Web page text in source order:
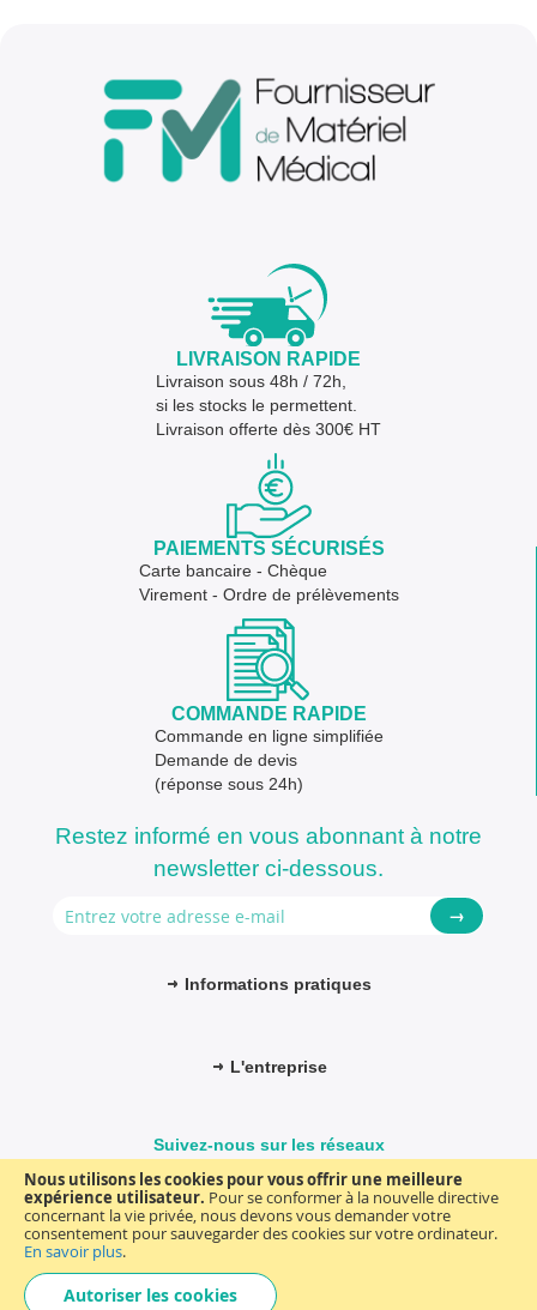
Nous utilisons les cookies pour vous offrir une meilleure
expérience utilisateur. Pour se conformer à la nouvelle directive
concernant la vie privée, nous devons vous demander votre
consentement pour sauvegarder des cookies sur votre ordinateur.
En savoir plus.
Autoriser les cookies
LIVRAISON RAPIDE
Livraison sous 48h / 72h,
si les stocks le permettent.
Livraison offerte dès 300€ HT
PAIEMENTS SÉCURISÉS
Carte bancaire - Chèque
Virement - Ordre de prélèvements
COMMANDE RAPIDE
Commande en ligne simplifiée
Demande de devis
(réponse sous 24h)
Restez informé en vous abonnant à notre
newsletter ci-dessous.
→
Informations pratiques
L'entreprise
Suivez-nous sur les réseaux
© FM-médical. Tous droits réservés 2025Termes et Conditions
Choisir
une
general